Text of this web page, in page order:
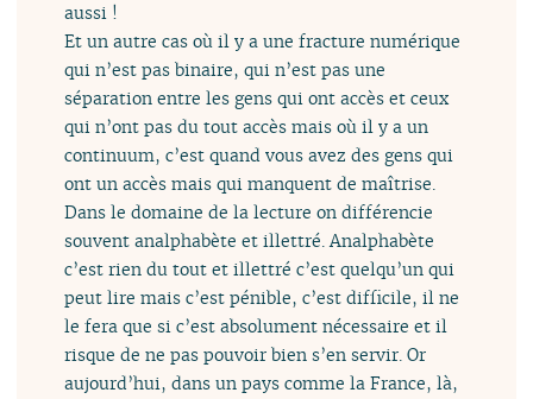
aussi !
Et un autre cas où il y a une fracture numérique
qui n’est pas binaire, qui n’est pas une
séparation entre les gens qui ont accès et ceux
qui n’ont pas du tout accès mais où il y a un
continuum, c’est quand vous avez des gens qui
ont un accès mais qui manquent de maîtrise.
Dans le domaine de la lecture on différencie
souvent analphabète et illettré. Analphabète
c’est rien du tout et illettré c’est quelqu’un qui
peut lire mais c’est pénible, c’est difficile, il ne
le fera que si c’est absolument nécessaire et il
risque de ne pas pouvoir bien s’en servir. Or
aujourd’hui, dans un pays comme la France, là,